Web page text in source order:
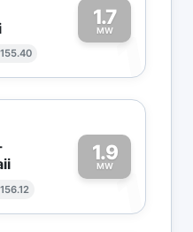
1.7
MW1
1.9
MW1